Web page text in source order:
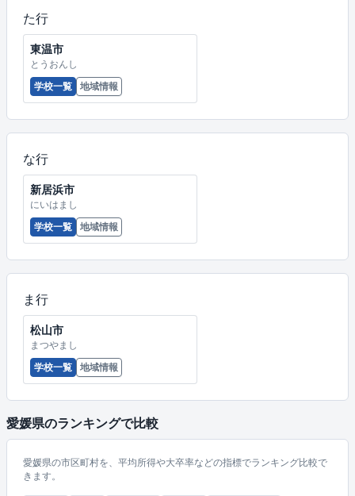
た行
東温市
とうおんし
学校一覧
地域情報
な行
新居浜市
にいはまし
学校一覧
地域情報
ま行
松山市
まつやまし
学校一覧
地域情報
愛媛県のランキングで比較
愛媛県の市区町村を、平均所得や大卒率などの指標でランキング比較で
きます。